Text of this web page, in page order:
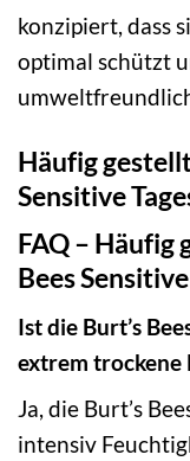
konzipiert, dass
optimal schützt
Häufig
Sensitive
FAQ – Häufig
Bees
Ist die Burt’s
extrem trockene
Ja, die Burt’s
intensiv